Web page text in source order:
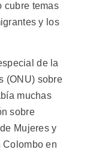
cubre temas
y los
de la
(ONU) sobre
muchas
sobre
Mujeres y
Colombo en